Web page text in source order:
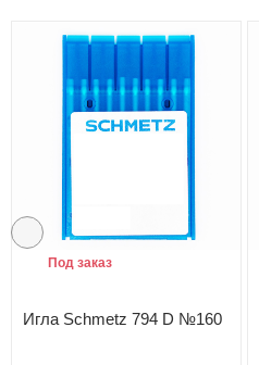
Игла Schmetz 794 D №160
Под заказ